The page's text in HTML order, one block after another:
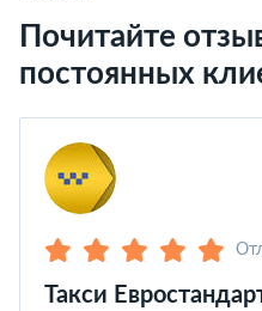
Почитайте
постоянных
Такси